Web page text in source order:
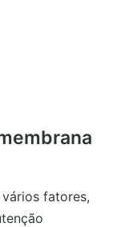
fatores,